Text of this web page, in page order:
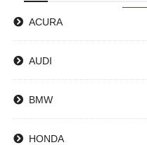
ACURA
AUDI
BMW
HONDA